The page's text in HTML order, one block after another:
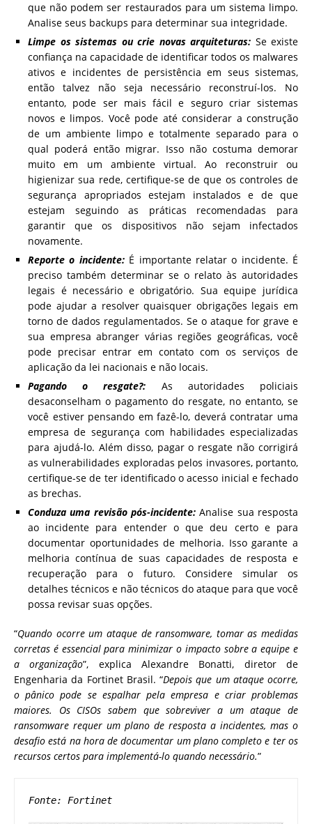
que não podem ser restaurados para um sistema limpo.
Analise seus backups para determinar sua integridade.
Limpe os sistemas ou crie novas arquiteturas: Se existe
confiança na capacidade de identificar todos os malwares
ativos e incidentes de persistência em seus sistemas,
então talvez não seja necessário reconstruí-los. No
entanto, pode ser mais fácil e seguro criar sistemas
novos e limpos. Você pode até considerar a construção
de um ambiente limpo e totalmente separado para o
qual poderá então migrar. Isso não costuma demorar
muito em um ambiente virtual. Ao reconstruir ou
higienizar sua rede, certifique-se de que os controles de
segurança apropriados estejam instalados e de que
estejam seguindo as práticas recomendadas para
garantir que os dispositivos não sejam infectados
novamente.
Reporte o incidente:É importante relatar o incidente. É
preciso também determinar se o relato às autoridades
legais é necessário e obrigatório. Sua equipe jurídica
pode ajudar a resolver quaisquer obrigações legais em
torno de dados regulamentados. Se o ataque for grave e
sua empresa abranger várias regiões geográficas, você
pode precisar entrar em contato com os serviços de
aplicação da lei nacionais e não locais.
Pagando o resgate?: As autoridades policiais
desaconselham o pagamento do resgate, no entanto, se
você estiver pensando em fazê-lo, deverá contratar uma
empresa de segurança com habilidades especializadas
para ajudá-lo. Além disso, pagar o resgate não corrigirá
as vulnerabilidades exploradas pelos invasores, portanto,
certifique-se de ter identificado o acesso inicial e fechado
as brechas.
Conduza uma revisão pós-incidente: Analise sua resposta
ao incidente para entender o que deu certo e para
documentar oportunidades de melhoria. Isso garante a
melhoria contínua de suas capacidades de resposta e
recuperação para o futuro. Considere simular os
detalhes técnicos e não técnicos do ataque para que você
possa revisar suas opções.
“Quando ocorre um ataque de ransomware, tomar as medidas
corretas é essencial para minimizar o impacto sobre a equipe e
a organização”, explica Alexandre Bonatti, diretor de
Engenharia da Fortinet Brasil. “Depois que um ataque ocorre,
o pânico pode se espalhar pela empresa e criar problemas
maiores. Os CISOs sabem que sobreviver a um ataque de
ransomware requer um plano de resposta a incidentes, mas o
desafio está na hora de documentar um plano completo e ter os
recursos certos para implementá-lo quando necessário.”
Fonte: Fortinet